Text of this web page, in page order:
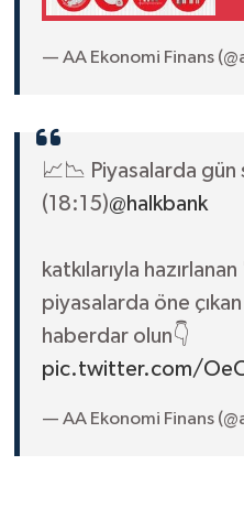
— AA Ekonomi Finans
📈📉 Piyasalarda gün
(18:15)@halkbank
katkılarıyla
piyasalarda öne
haberdar olun👇
pic.twitter.com/
— AA Ekonomi Finans